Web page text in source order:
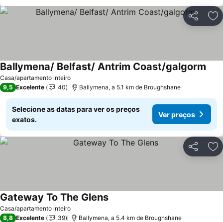
Partilhar
Casa/apartamento inteiro
Ballymena/ Belfast/ Antrim Coast/galgorm
9,5 Excelente 40 Ballymena, a 5.1 km de Broughshane
Selecione as datas para ver os preços
exatos.
Ver preços
Partilhar
Casa/apartamento inteiro
Gateway To The GlensVer preços
8,8 Excelente 39 Ballymena, a 5.4 km de Broughshane